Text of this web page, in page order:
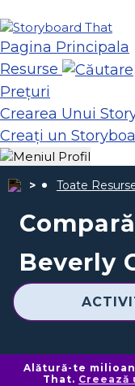
Pagina Principala
Resurse
Prețuri
Crearea Unui
Creați un
Toate
Beverly
Alătură-te
That.